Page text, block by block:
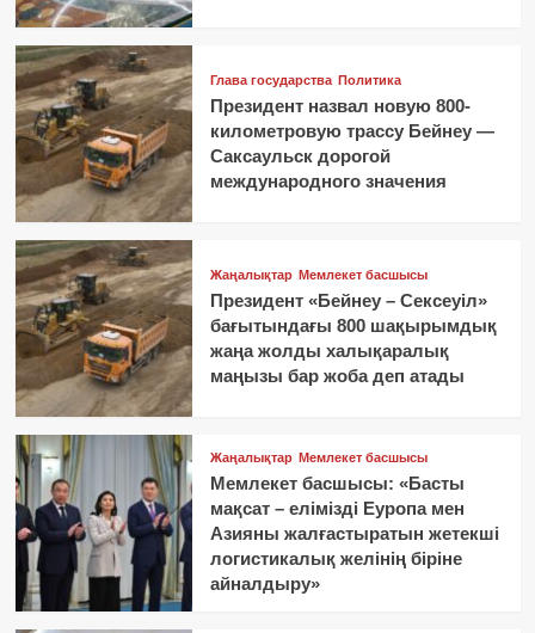
Глава государства Политика
Президент назвал новую 800-
километровую трассу Бейнеу —
Саксаульск дорогой
международного значения
Жаңалықтар Мемлекет басшысы
Президент «Бейнеу – Сексеуіл»
бағытындағы 800 шақырымдық
жаңа жолды халықаралық
маңызы бар жоба деп атады
Жаңалықтар Мемлекет басшысы
Мемлекет басшысы: «Басты
мақсат – елімізді Еуропа мен
Азияны жалғастыратын жетекші
логистикалық желінің біріне
айналдыру»